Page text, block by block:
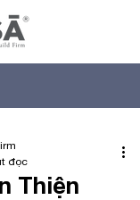
Thiện
đọc